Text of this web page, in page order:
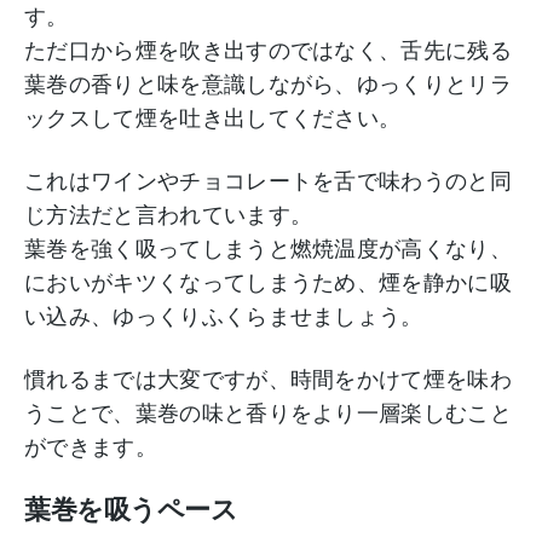
す。
ただ口から煙を吹き出すのではなく、舌先に残る
葉巻の香りと味を意識しながら、ゆっくりとリラ
ックスして煙を吐き出してください。
これはワインやチョコレートを舌で味わうのと同
じ方法だと言われています。
葉巻を強く吸ってしまうと燃焼温度が高くなり、
においがキツくなってしまうため、煙を静かに吸
い込み、ゆっくりふくらませましょう。
慣れるまでは大変ですが、時間をかけて煙を味わ
うことで、葉巻の味と香りをより一層楽しむこと
ができます。
葉巻を吸うペース